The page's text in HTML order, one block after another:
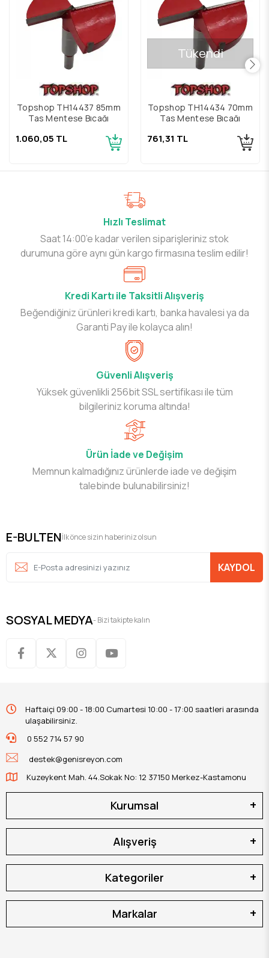
Topshop TH14437 85mm
Tas Menteşe Bıçağı
1.060,05 TL
Tükendi
Topshop TH14434 70mm
Tas Menteşe Bıçağı
761,31 TL
Hızlı Teslimat
Saat 14:00’e kadar verilen siparişleriniz stok
durumuna göre aynı gün kargo firmasına teslim edilir!
Kredi Kartı ile Taksitli Alışveriş
Beğendiğiniz ürünleri kredi kartı, banka havalesi ya da
Garanti Pay ile kolayca alın!
Güvenli Alışveriş
Yüksek güvenlikli 256bit SSL sertifikası ile tüm
bilgileriniz koruma altında!
Ürün İade ve Değişim
Memnun kalmadığınız ürünlerde iade ve değişim
talebinde bulunabilirsiniz!
E-BULTENİlk önce sizin haberiniz olsun
KAYDOL
SOSYAL MEDYA- Bizi takipte kalın
Haftaiçi 09:00 - 18:00 Cumartesi 10:00 - 17:00 saatleri arasında
ulaşabilirsiniz.
0 552 714 57 90
destek@genisreyon.com
Kuzeykent Mah. 44.Sokak No: 12 37150 Merkez-Kastamonu
Kurumsal
Alışveriş
Kategoriler
Markalar